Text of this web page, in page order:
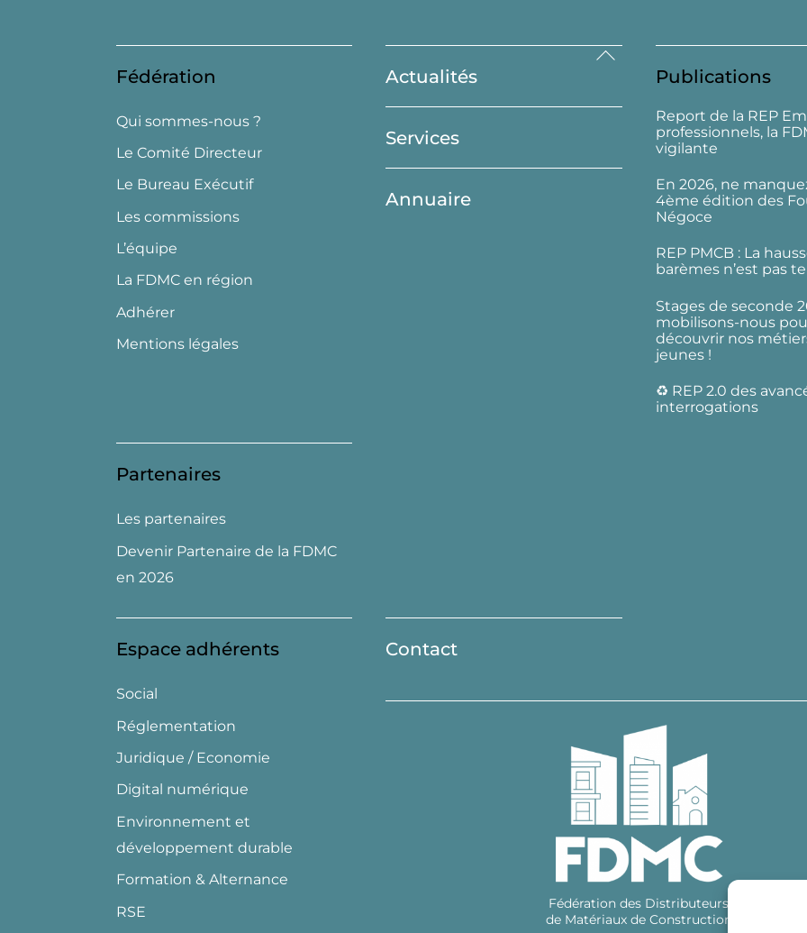
Back
Top
Fédération
Qui sommes-nous ?
Le Comité Directeur
Le Bureau Exécutif
Les commissions
L’équipe
La FDMC en région
Adhérer
Mentions légales
Actualités
Services
Annuaire
Publications
Report de la REP
professionnels, la
vigilante
En 2026, ne
4ème édition des
Négoce
REP PMCB : La
barèmes n’est pas
Stages de seconde
mobilisons-nous
découvrir nos
jeunes !
♻️ REP 2.0 des
interrogations
Partenaires
Les partenaires
Devenir Partenaire de la FDMC
en 2026
Espace adhérents
Social
Réglementation
Juridique / Economie
Digital numérique
Environnement et
développement durable
Formation & Alternance
RSE
Contact
Fédération des Distributeurs
de Matériaux de Construction